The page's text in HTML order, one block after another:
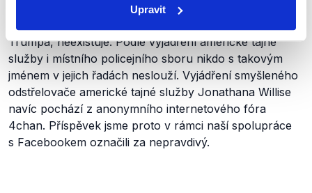
Upravit
Údajný odstřelovač Jonathan Willis, který podle
facebookového videa mohl předejít střelbě na Donalda
Trumpa, neexistuje. Podle vyjádření americké tajné
služby i místního policejního sboru nikdo s takovým
jménem v jejich řadách neslouží. Vyjádření smyšleného
odstřelovače americké tajné služby Jonathana Willise
navíc pochází z anonymního internetového fóra
4chan. Příspěvek jsme proto v rámci naší spolupráce
s Facebookem označili za nepravdivý.